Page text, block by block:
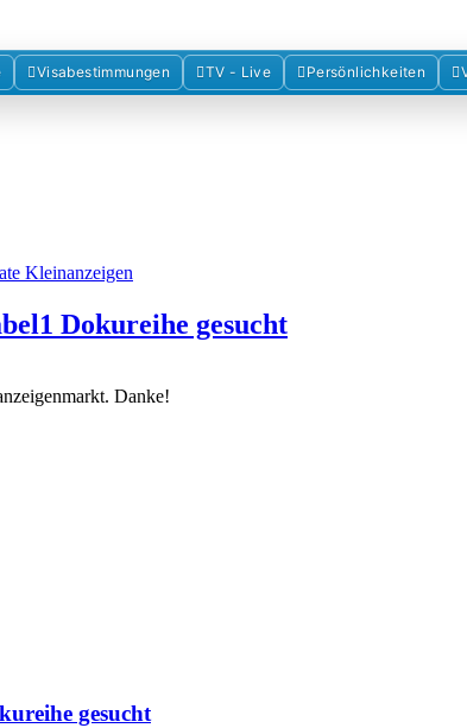
Visabestimmungen TV - Live Persönlichkeiten
Kleinanzeigen
Dokureihe gesucht
Danke!
gesucht